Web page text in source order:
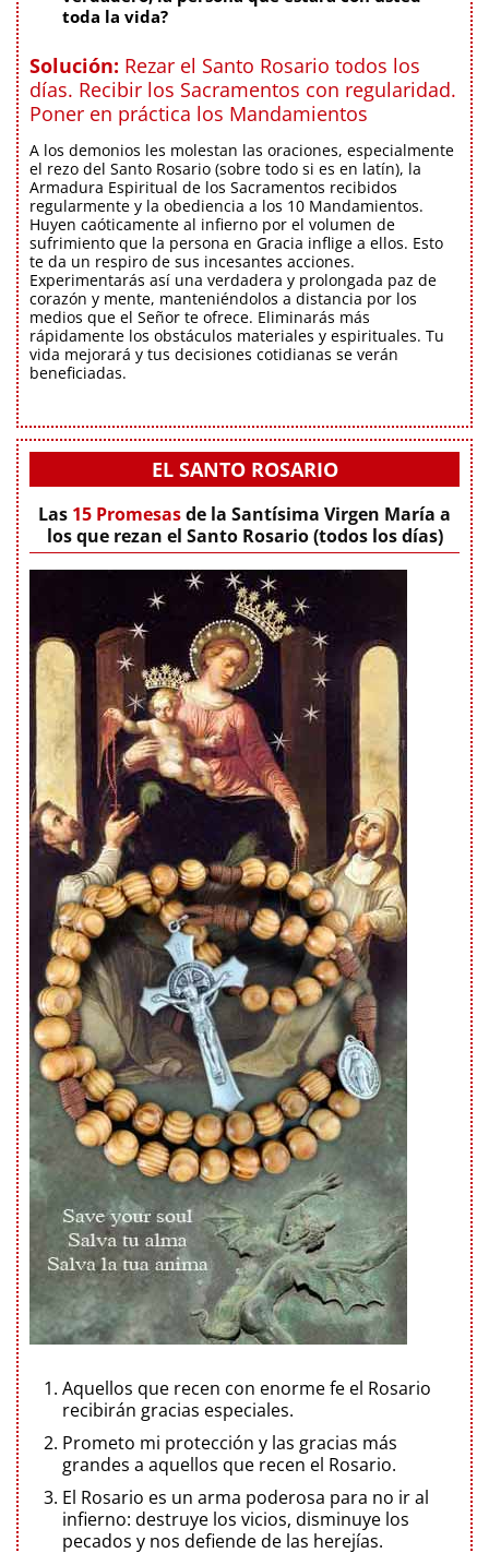
toda la vida?
Solución: Rezar el Santo Rosario todos los
días. Recibir los Sacramentos con regularidad.
Poner en práctica los Mandamientos
A los demonios les molestan las oraciones, especialmente
el rezo del Santo Rosario (sobre todo si es en latín), la
Armadura Espiritual de los Sacramentos recibidos
regularmente y la obediencia a los 10 Mandamientos.
Huyen caóticamente al infierno por el volumen de
sufrimiento que la persona en Gracia inflige a ellos. Esto
te da un respiro de sus incesantes acciones.
Experimentarás así una verdadera y prolongada paz de
corazón y mente, manteniéndolos a distancia por los
medios que el Señor te ofrece. Eliminarás más
rápidamente los obstáculos materiales y espirituales. Tu
vida mejorará y tus decisiones cotidianas se verán
beneficiadas.
EL SANTO ROSARIO
Las 15 Promesasde la Santísima Virgen María a
los que rezan el Santo Rosario (todos los días)
Aquellos que recen con enorme fe el Rosario
recibirán gracias especiales.
Prometo mi protección y las gracias más
grandes a aquellos que recen el Rosario.
El Rosario es un arma poderosa para no ir al
infierno: destruye los vicios, disminuye los
pecados y nos defiende de las herejías.